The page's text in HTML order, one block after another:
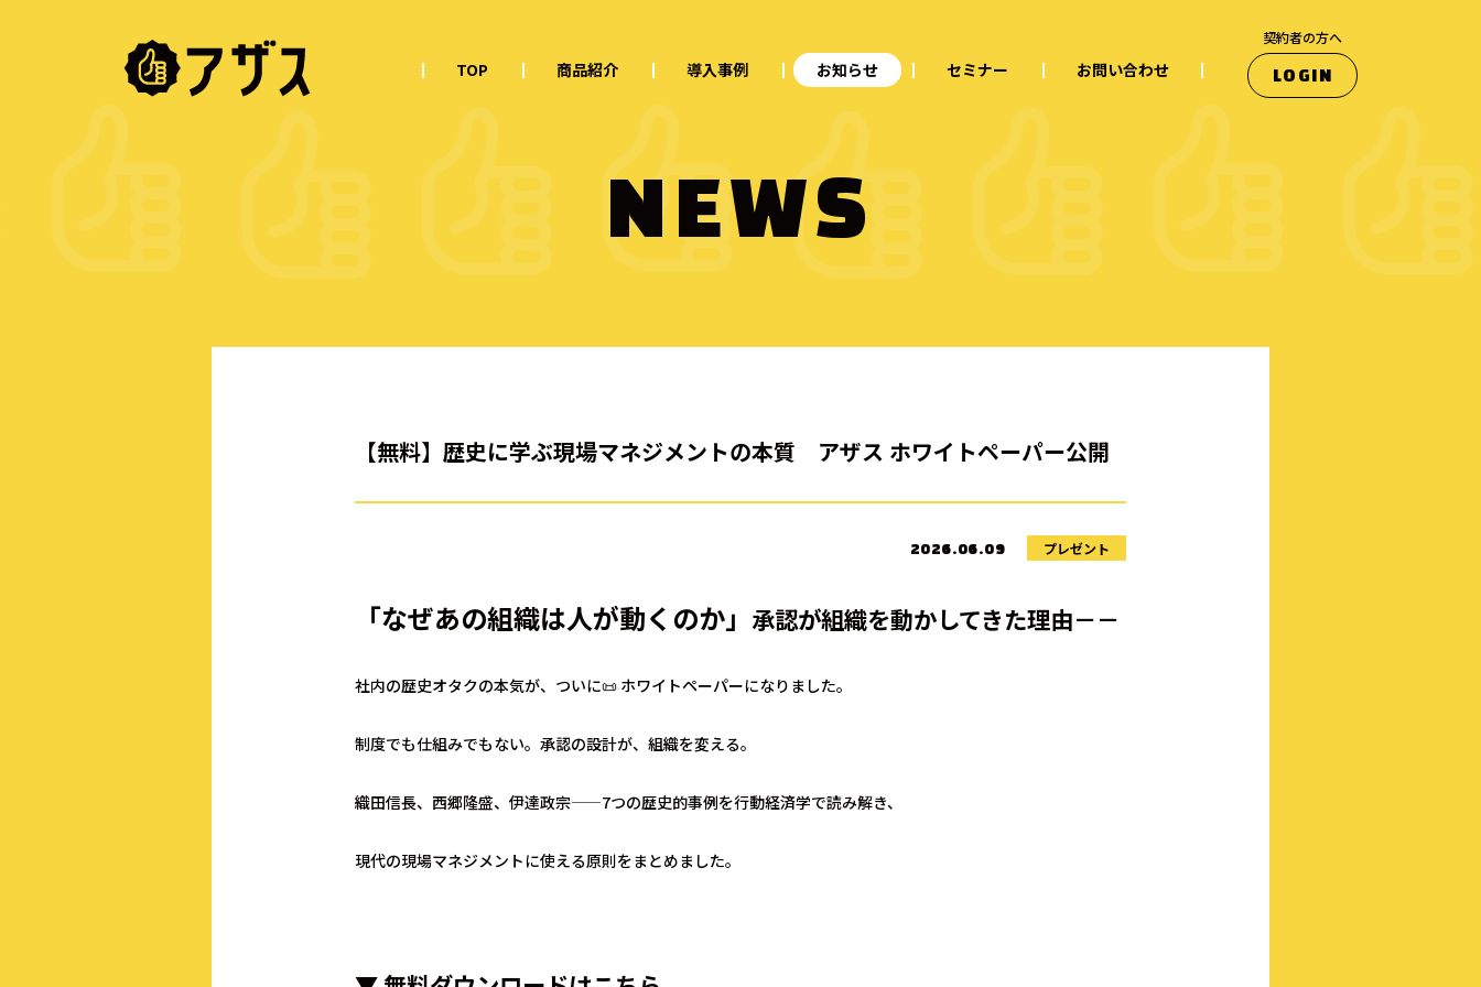
TOP 商品紹介 導入事例 お知らせ セミナー お問い合わせ
契約者の方へ
LOGIN
NEWS
【無料】歴史に学ぶ現場マネジメントの本質 アザス ホワイトペーパー公開
2026.06.09 プレゼント
「なぜあの組織は人が動くのか」 承認が組織を動かしてきた理由－－
社内の歴史オタクの本気が、ついに📜 ホワイトペーパーになりました。
制度でも仕組みでもない。承認の設計が、組織を変える。
織田信長、西郷隆盛、伊達政宗——7つの歴史的事例を行動経済学で読み解き、
現代の現場マネジメントに使える原則をまとめました。